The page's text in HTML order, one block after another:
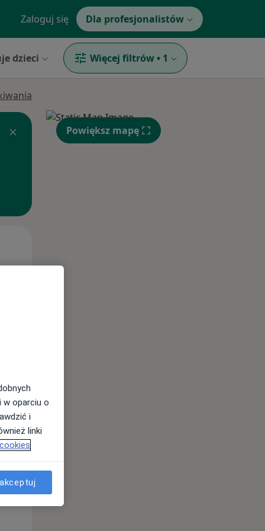
Zaloguj się Dla profesjonalistów
dzieci Więcej filtrów • 1
Wt,
Powiększ mapę
w oparciu o
i
linki